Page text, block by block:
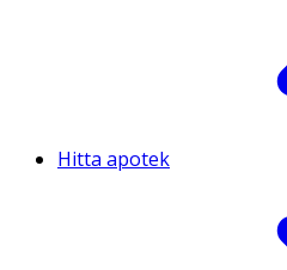
Hitta apotek